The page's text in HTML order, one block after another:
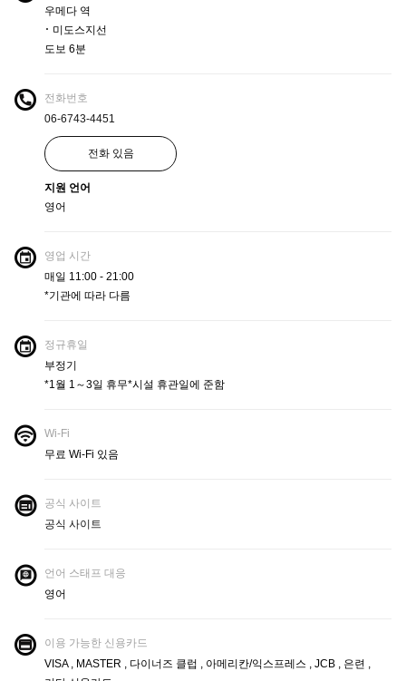
우메다 역
･ 미도스지선
도보 6분
전화번호
06-6743-4451
전화 있음
지원 언어
영어
영업 시간
매일 11:00 - 21:00
*기관에 따라 다름
정규휴일
부정기
*1월 1～3일 휴무*시설 휴관일에 준함
Wi-Fi
무료 Wi-Fi 있음
공식 사이트
공식 사이트
언어 스태프 대응
영어
이용 가능한 신용카드
VISA , MASTER , 다이너즈 클럽 , 아메리칸/익스프레스 , JCB , 은련 ,